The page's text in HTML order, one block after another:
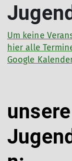
Jugend
Um keine
hier alle
Google
unsere